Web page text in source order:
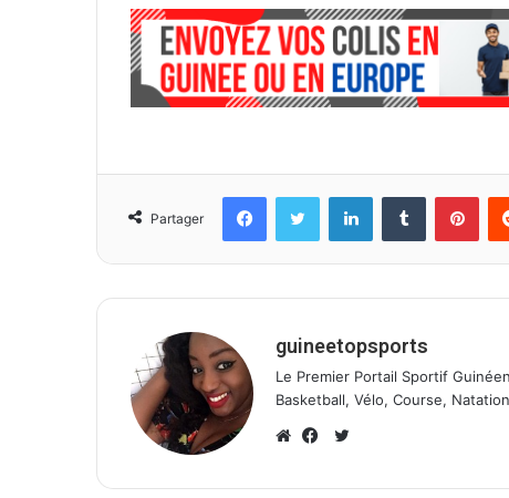
Partager
guineetopsports
Le Premier Portail Sportif
Basketball, Vélo, Course,
e
a
i